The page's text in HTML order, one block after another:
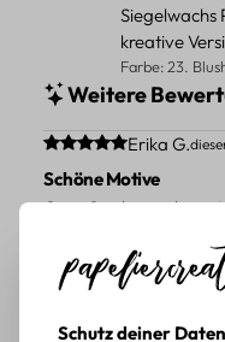
Siegelwachs
kreative
Farbe: 23.
Weitere
Durchschnittliche
Erika G.
Schöne Motive
Gute Qualität, schöne
BEWERTETER
mit
Schutz deiner Daten